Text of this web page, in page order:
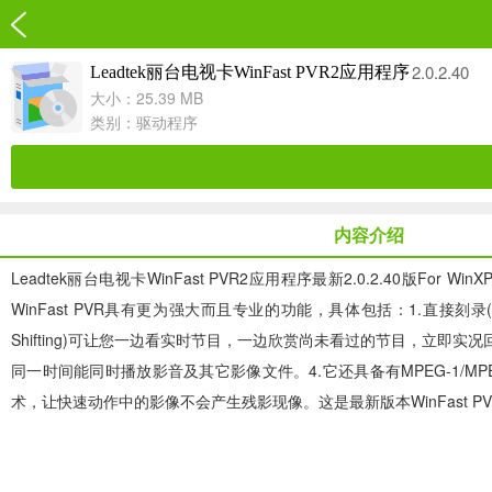
Leadtek丽台电视卡WinFast PVR2应用程序2.0.2.40
大小：25.39 MB
类别： 驱动程序
内容介绍
Leadtek丽台电视卡WinFast PVR2应用程序最新2.0.2.40版For
WinFast PVR具有更为强大而且专业的功能，具体包括：1.直接刻
Shifting)可让您一边看实时节目，一边欣赏尚未看过的节目，立即实
同一时间能同时播放影音及其它影像文件。4.它还具备有MPEG-1/
术，让快速动作中的影像不会产生残影现像。这是最新版本WinFast